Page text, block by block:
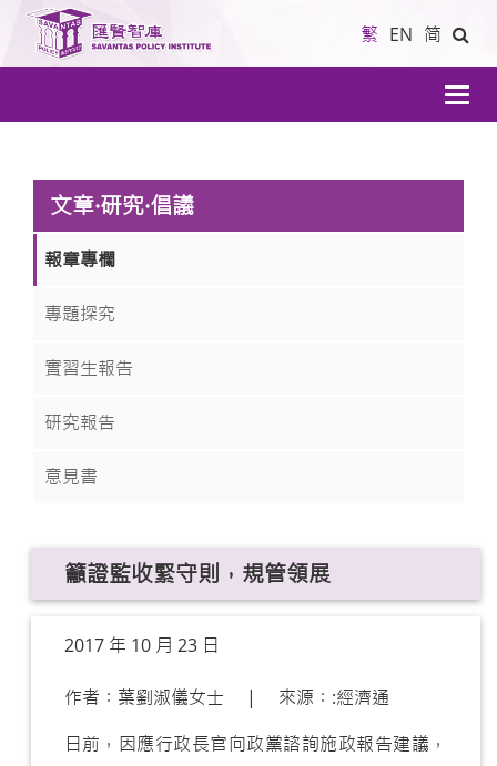
繁 EN 简
導
航
文章·研究·倡議
報章專欄
專題探究
實習生報告
研究報告
意見書
籲證監收緊守則，規管領展
2017 年 10 月 23 日
作者︰葉劉淑儀女士 | 來源︰:經濟通
日前，因應行政長官向政黨諮詢施政報告建議，